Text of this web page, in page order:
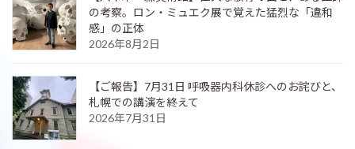
の考察。ロン・ミュエク展で覚えた猛烈な「違和
感」の正体
2026年8月2日
【ご報告】7月31日 呼吸器内科休診へのお詫びと、
札幌での講演を終えて
2026年7月31日